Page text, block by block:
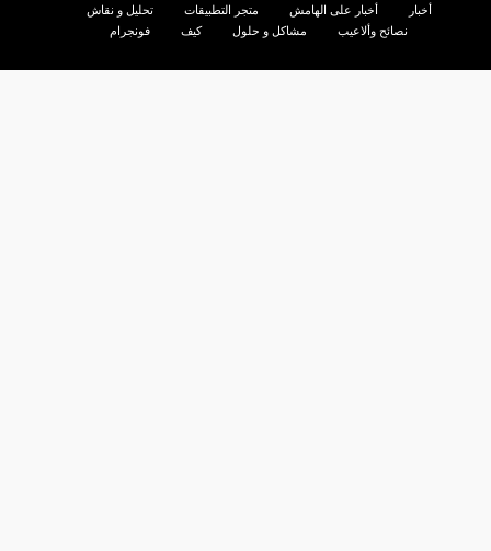
أخبار أخبار على الهامش متجر التطبيقات
تحليل و نقاش
نصائح وألاعيب
مشاكل و حلول كيف فونجرام